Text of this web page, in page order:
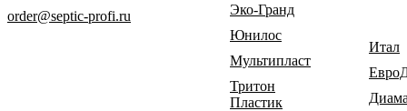
order@septic-profi.ru
Эко-Гранд
Юнилос
Мультипласт
Тритон
Пластик
Итал